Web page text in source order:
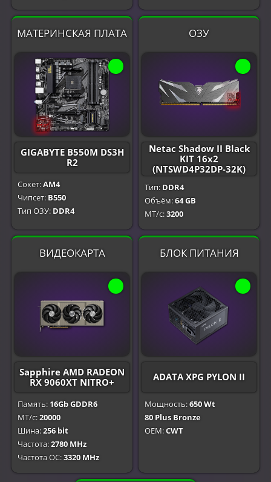
МАТЕРИНСКАЯ ПЛАТА
GIGABYTE B550M DS3H
R2
Сокет:AM4
Чипсет: B550
Тип ОЗУ: DDR4
ОЗУ
Netac Shadow II Black
KIT 16x2
(NTSWD4P32DP-32K)
Тип: DDR4
Объём:64 GB
МТ/с:3200
ВИДЕОКАРТА
Sapphire AMD RADEON
RX 9060XT NITRO+
Память: 16Gb GDDR6
МТ/с:20000
Шина:256 bit
Частота:2780 MHz
Частота OC:3320 MHz
БЛОК ПИТАНИЯ
ADATA XPG PYLON II
Мощность:650 Wt
80 Plus Bronze
OEM:CWT